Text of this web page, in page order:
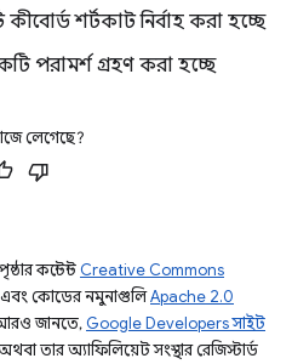
শর্টকাট নির্বাহ করা হচ্ছে
পরামর্শ গ্রহণ করা হচ্ছে
লেগেছে?
কন্টেন্ট Creative Commons
কোডের নমুনাগুলিApache 2.0
আরও জানতে, Google Developers সাইট
তার অ্যাফিলিয়েট সংস্থার রেজিস্টার্ড